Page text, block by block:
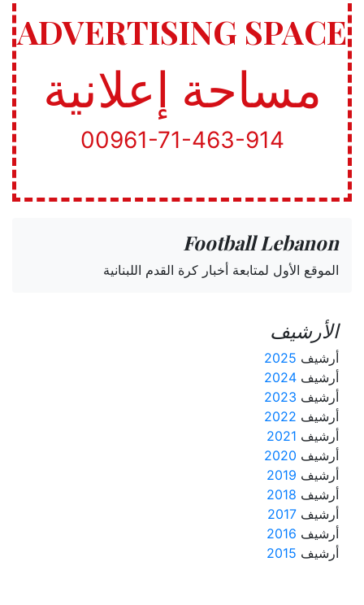
ADVERTISING SPACE
مساحة إعلانية
00961-71-463-914
Football Lebanon
الموقع الأول لمتابعة أخبار كرة القدم اللبنانية
الأرشيف
أرشيف 2025
أرشيف 2024
أرشيف 2023
أرشيف 2022
أرشيف 2021
أرشيف 2020
أرشيف 2019
أرشيف 2018
أرشيف 2017
أرشيف 2016
أرشيف 2015